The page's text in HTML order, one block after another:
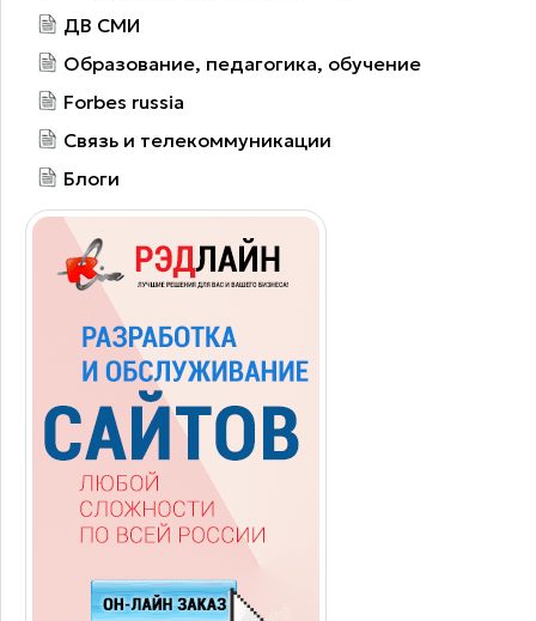
ДВ СМИ
Образование, педагогика, обучение
Forbes russia
Связь и телекоммуникации
Блоги